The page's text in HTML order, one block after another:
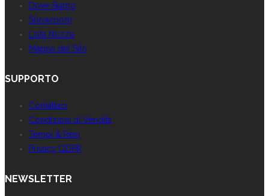
Dove Siamo
Showroom
Lista Nozze
Mappa del Sito
SUPPORTO
Contattaci
Condizioni di Vendita
Tempi & Resi
Privacy GDPR
NEWSLETTER